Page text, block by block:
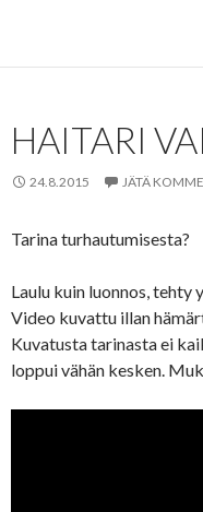
HAITARI
24.8.2015 JÄTÄ
Tarina turhautumisesta?
Laulu kuin luonnos, tehty
Video kuvattu illan
Kuvatusta tarinasta ei
loppui vähän kesken.